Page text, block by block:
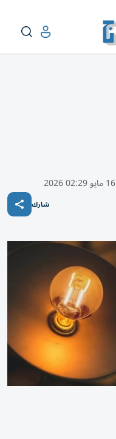
16 مايو 02:29 2026
شارك